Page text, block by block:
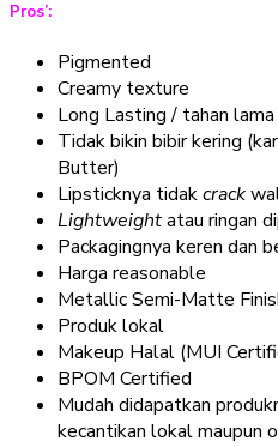
Pros’:
Pigmented
Creamy texture
Long Lasting / tahan lama
Tidak bikin bibir kering
Butter)
Lipsticknya tidakcrack
Lightweightatau ringan
Packagingnya keren dan
Harga reasonable
Metallic Semi-Matte
Produk lokal
Makeup Halal (MUI
BPOM Certified
Mudah didapatkan
kecantikan lokal maupun